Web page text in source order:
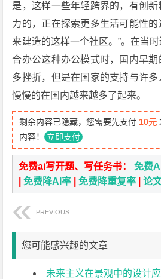
是，这样一些年轻跨界的，有创
力的，正在探索更多生活可能性
来建造的这样一个社区。”。在当
合办公这种办公模式时，国内早
多挫折，但是在国家的支持与许
慢慢的在国内越来越多了起来。
剩余内容已隐藏，您需要先支付 10元
内容！ 立即支付
免费ai写开题、写任务书：免费
|免费降AI率 |免费降重复率 |论
PREVIOUS
您可能感兴趣的文章
未来主义在景观中的设计